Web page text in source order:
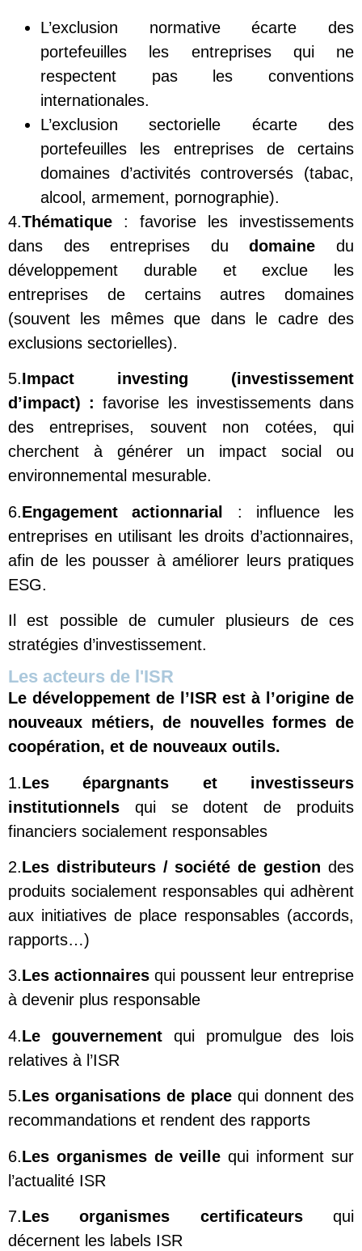
L’exclusion normative écarte des
portefeuilles les entreprises qui ne
respectent pas les conventions
internationales.
L’exclusion sectorielle écarte des
portefeuilles les entreprises de certains
domaines d’activités controversés (tabac,
alcool, armement, pornographie).
4.Thématique : favorise les investissements
dans des entreprises dudomainedu
développement durable et exclue les
entreprises de certains autres domaines
(souvent les mêmes que dans le cadre des
exclusions sectorielles).
5.Impact investing (investissement
d’impact) : favorise les investissements dans
des entreprises, souvent non cotées, qui
cherchent à générer un impact social ou
environnemental mesurable.
6.Engagement actionnarial : influence les
entreprises en utilisant les droits d’actionnaires,
afin de les pousser à améliorer leurs pratiques
ESG.
Il est possible de cumuler plusieurs de ces
stratégies d’investissement.
Les acteurs de l'ISR
Le développement de l’ISR est à l’origine de
nouveaux métiers, de nouvelles formes de
coopération, et de nouveaux outils.
1.Les épargnants et investisseurs
institutionnels qui se dotent de produits
financiers socialement responsables
2.Les distributeurs / société de gestion des
produits socialement responsables qui adhèrent
aux initiatives de place responsables (accords,
rapports…)
3.Les actionnaires qui poussent leur entreprise
à devenir plus responsable
4.Le gouvernement qui promulgue des lois
relatives à l’ISR
5.Les organisations de place qui donnent des
recommandations et rendent des rapports
6.Les organismes de veillequi informent sur
l’actualité ISR
7.Les organismes certificateurs qui
décernent les labels ISR